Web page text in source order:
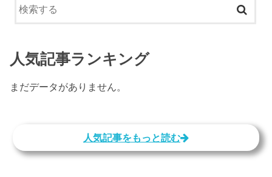
人気記事ランキング
まだデータがありません。
人気記事をもっと読む